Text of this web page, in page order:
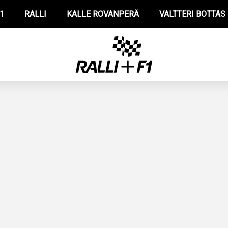
RALLI KALLE ROVANPERÄ VALTTERI BOTTAS